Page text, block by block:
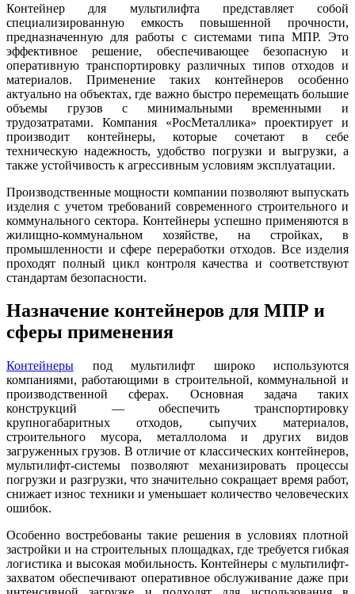
Контейнер для мультилифта представляет собой
специализированную емкость повышенной прочности,
предназначенную для работы с системами типа МПР. Это
эффективное решение, обеспечивающее безопасную и
оперативную транспортировку различных типов отходов и
материалов. Применение таких контейнеров особенно
актуально на объектах, где важно быстро перемещать большие
объемы грузов с минимальными временными и
трудозатратами. Компания «РосМеталлика» проектирует и
производит контейнеры, которые сочетают в себе
техническую надежность, удобство погрузки и выгрузки, а
также устойчивость к агрессивным условиям эксплуатации.
Производственные мощности компании позволяют выпускать
изделия с учетом требований современного строительного и
коммунального сектора. Контейнеры успешно применяются в
жилищно-коммунальном хозяйстве, на стройках, в
промышленности и сфере переработки отходов. Все изделия
проходят полный цикл контроля качества и соответствуют
стандартам безопасности.
Назначение контейнеров для МПР и
сферы применения
Контейнеры под мультилифт широко используются
компаниями, работающими в строительной, коммунальной и
производственной сферах. Основная задача таких
конструкций — обеспечить транспортировку
крупногабаритных отходов, сыпучих материалов,
строительного мусора, металлолома и других видов
загруженных грузов. В отличие от классических контейнеров,
мультилифт-системы позволяют механизировать процессы
погрузки и разгрузки, что значительно сокращает время работ,
снижает износ техники и уменьшает количество человеческих
ошибок.
Особенно востребованы такие решения в условиях плотной
застройки и на строительных площадках, где требуется гибкая
логистика и высокая мобильность. Контейнеры с мультилифт-
захватом обеспечивают оперативное обслуживание даже при